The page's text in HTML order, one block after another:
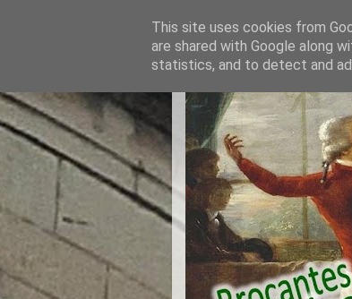
This site uses cookies from
are shared with Google along
statistics, and to detect and